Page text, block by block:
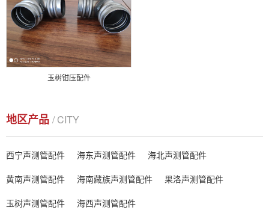
玉树钳压配件
地区产品 / CITY
西宁声测管配件 海东声测管配件
海北声测管配件
黄南声测管配件
海南藏族声测管配件
果洛声测管配件
玉树声测管配件
海西声测管配件